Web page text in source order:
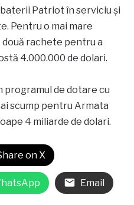
Patriot în serviciu și
Pentru o mai mare
rachete pentru a
4.000.000 de dolari.
programul de dotare cu
scump pentru Armata
4 miliarde de dolari.
on X
Email